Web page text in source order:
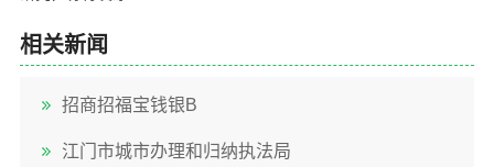
相关新闻
招商招福宝钱银B
江门市城市办理和归纳执法局